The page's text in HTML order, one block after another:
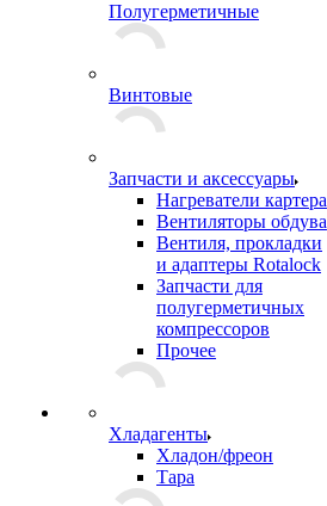
Полугерметичные
Винтовые
Запчасти и аксессуары
Нагреватели картера
Вентиляторы обдува
Вентиля, прокладки
и адаптеры Rotalock
Запчасти для
полугерметичных
компрессоров
Прочее
Хладагенты
Хладон/фреон
Тара